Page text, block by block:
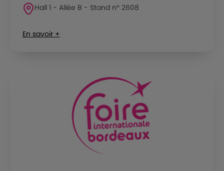
Hall 1 - Allée B - Stand n° 2608
En savoir +